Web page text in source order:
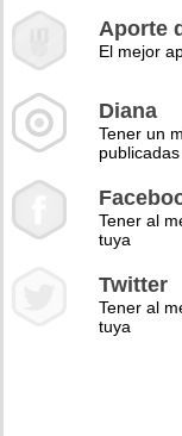
Aporte
El mejor
Diana
Tener un
Tener al
tuya
Twitter
Tener al
tuya